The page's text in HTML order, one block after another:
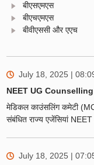
बीएसएमएस
बीएचएमएस
बीवीएससी और एएच
July 18, 2025 |
NEET UG Counselling
मेडिकल काउंसलिंग कमेटी
संबंधित राज्य एजेंसियां
July 18, 2025 |